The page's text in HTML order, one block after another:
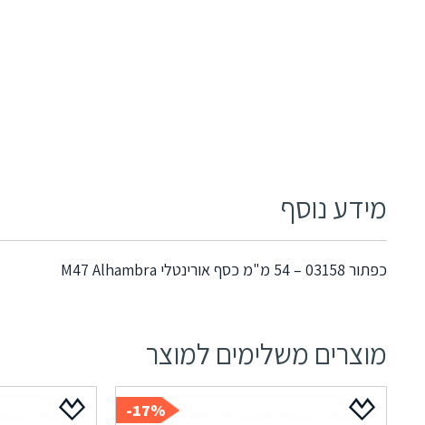
מידע נוסף
כפתור 03158 – 54 מ"מ כסף אורינטלי M47 Alhambra
מוצרים משלימים למוצר
17%-